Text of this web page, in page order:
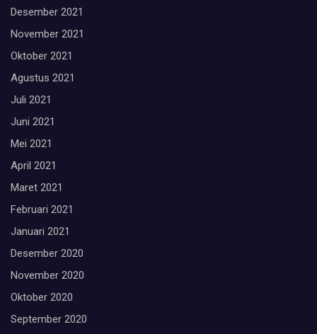
Desember 2021
November 2021
Oktober 2021
Agustus 2021
Juli 2021
Juni 2021
Mei 2021
April 2021
Maret 2021
Februari 2021
Januari 2021
Desember 2020
November 2020
Oktober 2020
September 2020